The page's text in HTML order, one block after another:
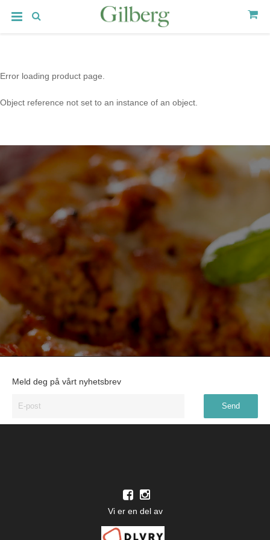
Error loading product page.
Object reference not set to an instance of an object.
Meld deg på vårt nyhetsbrev
Vi er en del av